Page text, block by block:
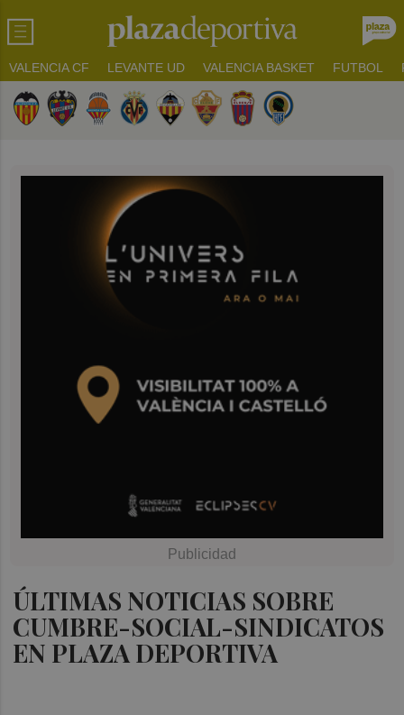
VALENCIA CF LEVANTE UD VALENCIA BASKET FUTBOL
ÚLTIMAS NOTICIAS SOBRE
CUMBRE-SOCIAL-SINDICATOS
EN PLAZA DEPORTIVA